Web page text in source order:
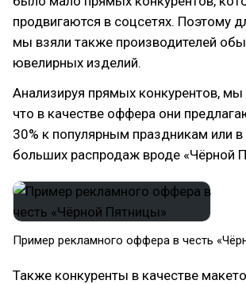
продвигаются в соцсетях. Поэтому
мы взяли также производителей
ювелирных изделий.
Анализируя прямых конкурентов,
что в качестве оффера они
30% к популярным праздникам или в
больших распродаж вроде «Чёрной
Пример рекламного оффера в честь
Также конкуренты в качестве